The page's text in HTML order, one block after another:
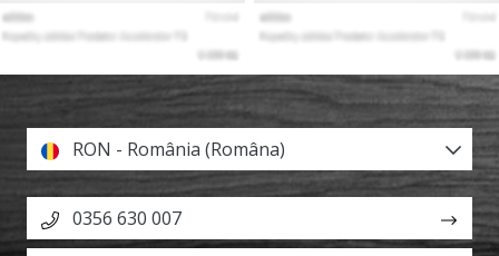
RON - România (Româna)
0356 630 007